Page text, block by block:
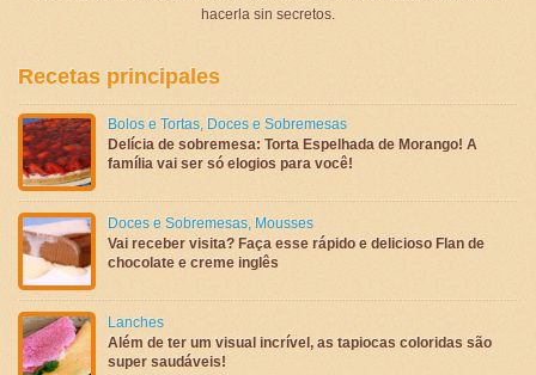
hacerla sin secretos.
Recetas principales
Bolos e Tortas, Doces e Sobremesas
Delícia de sobremesa: Torta Espelhada de Morango! A
família vai ser só elogios para você!
Doces e Sobremesas, Mousses
Vai receber visita? Faça esse rápido e delicioso Flan de
chocolate e creme inglês
Lanches
Além de ter um visual incrível, as tapiocas coloridas são
super saudáveis!